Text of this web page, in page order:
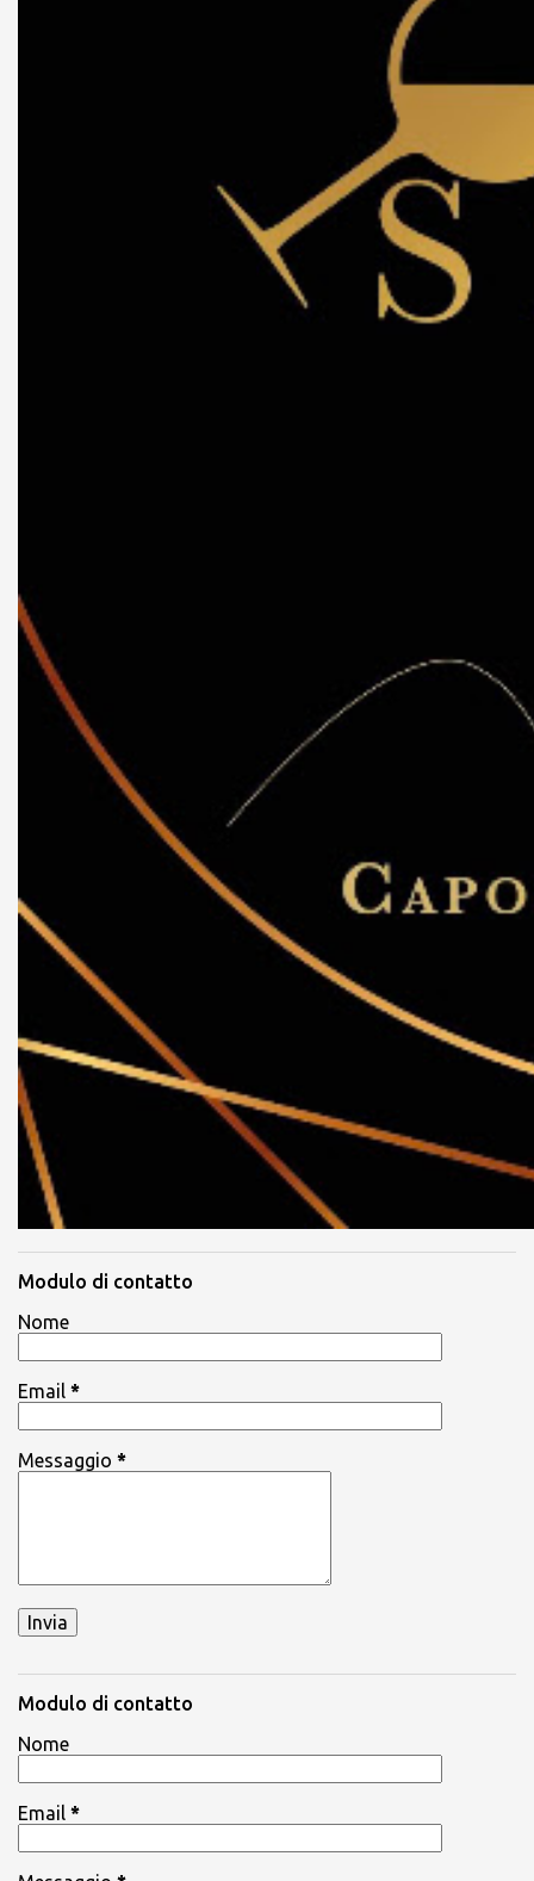
Modulo di contatto
Nome
Email *
Messaggio *
Modulo di contatto
Nome
Email *